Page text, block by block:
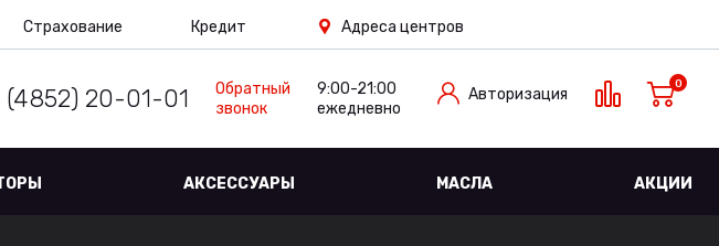
Страхование Кредит Адреса центров
(4852) 20-01-01
Обратный
звонок
9:00-21:00
ежедневно
Авторизация
0
АКСЕССУАРЫ МАСЛА АКЦИИ